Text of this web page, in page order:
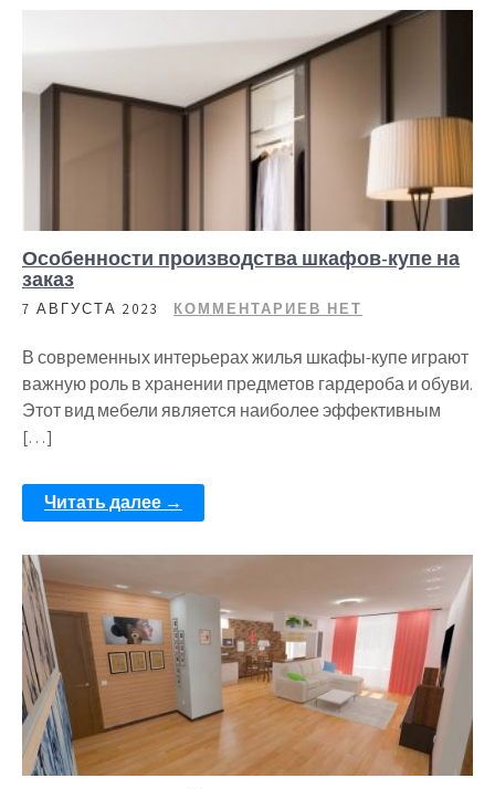
Особенности производства шкафов-купе на
заказ
7 АВГУСТА 2023 КОММЕНТАРИЕВ НЕТ
В современных интерьерах жилья шкафы-купе играют
важную роль в хранении предметов гардероба и обуви.
Этот вид мебели является наиболее эффективным
[…]
Читать далее →